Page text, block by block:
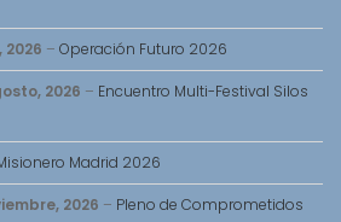
2026 – Operación Futuro 2026
2026 – Encuentro Multi-Festival Silos
Madrid 2026
2026 – Pleno de Comprometidos